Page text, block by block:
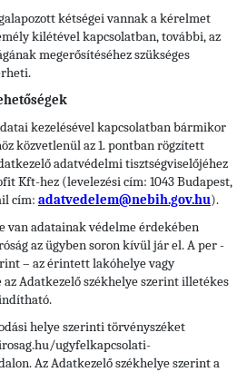
kétségei vannak a kérelmet
kilétével kapcsolatban, további, az
megerősítéséhez szükséges
kezelésével kapcsolatban bármikor
közvetlenül az 1. pontban rögzített
adatvédelmi tisztségviselőjéhez
Kft-hez (levelezési cím: 1043 Budapest,
cím: adatvedelem@nebih.gov.hu).
van adatainak védelme érdekében
az ügyben soron kívül jár el. A per -
– az érintett lakóhelye vagy
Adatkezelő székhelye szerint illetékes
helye szerinti törvényszéket
ugyfelkapcsolati-
Az Adatkezelő székhelye szerint a